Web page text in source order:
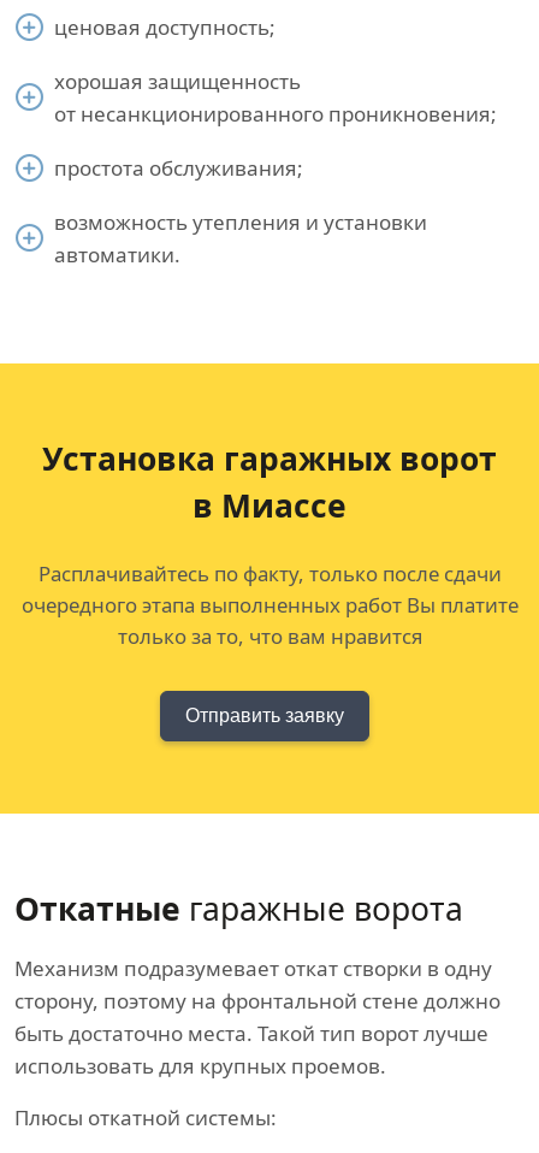
ценовая доступность;
хорошая защищенность
от несанкционированного проникновения;
простота обслуживания;
возможность утепления и установки
автоматики.
Установка гаражных ворот
в Миассе
Расплачивайтесь по факту, только после сдачи
очередного этапа выполненных работ Вы платите
только за то, что вам нравится
Отправить заявку
Откатные гаражные ворота
Механизм подразумевает откат створки в одну
сторону, поэтому на фронтальной стене должно
быть достаточно места. Такой тип ворот лучше
использовать для крупных проемов.
Плюсы откатной системы: